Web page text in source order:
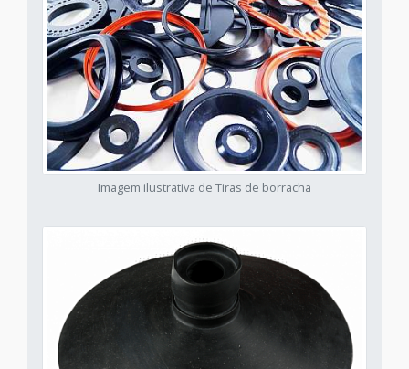
Imagem ilustrativa de Tiras de borracha